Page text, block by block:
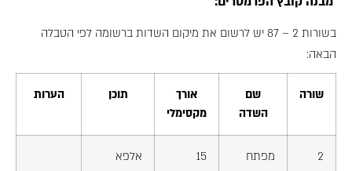
בשורות 2 – 87 יש לרשום את מיקום השדות ברשומה לפי הטבלה
הבאה:
שורה
שם
השדה
אורך
מקסימלי
תוכן הערות
2
מפתח
15
אלפא